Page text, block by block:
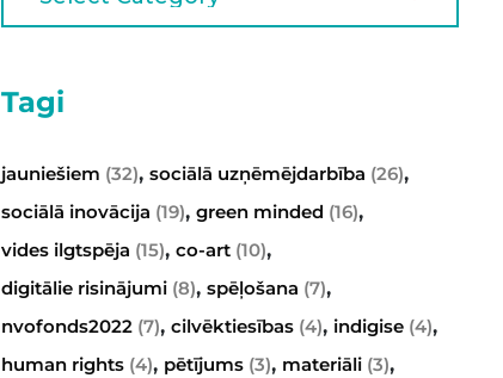
Tagi
jauniešiem (32), sociālā uzņēmējdarbība (26),
sociālā inovācija (19), green minded (16),
vides ilgtspēja (15), co-art(10),
digitālie risinājumi(8), spēļošana (7),
nvofonds2022(7), cilvēktiesības(4), indigise(4),
human rights(4), pētījums(3), materiāli(3),